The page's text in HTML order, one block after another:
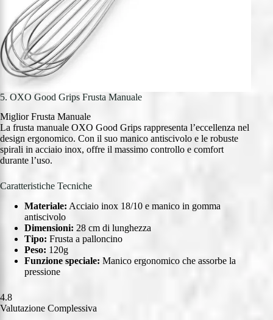
5. OXO Good Grips Frusta Manuale
Miglior Frusta Manuale
La frusta manuale OXO Good Grips rappresenta l’eccellenza nel
design ergonomico. Con il suo manico antiscivolo e le robuste
spirali in acciaio inox, offre il massimo controllo e comfort
durante l’uso.
Caratteristiche Tecniche
Materiale: Acciaio inox 18/10 e manico in gomma
antiscivolo
Dimensioni: 28 cm di lunghezza
Tipo: Frusta a palloncino
Peso: 120g
Funzione speciale: Manico ergonomico che assorbe la
pressione
4.8
Valutazione Complessiva